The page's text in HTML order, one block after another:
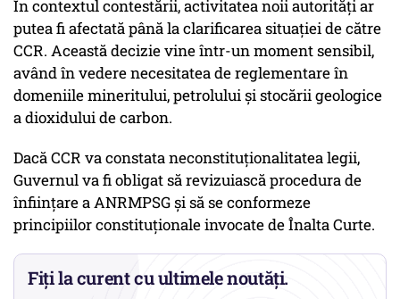
În contextul contestării, activitatea noii autorități ar
putea fi afectată până la clarificarea situației de către
CCR. Această decizie vine într-un moment sensibil,
având în vedere necesitatea de reglementare în
domeniile mineritului, petrolului și stocării geologice
a dioxidului de carbon.
Dacă CCR va constata neconstituționalitatea legii,
Guvernul va fi obligat să revizuiască procedura de
înființare a ANRMPSG și să se conformeze
principiilor constituționale invocate de Înalta Curte.
Fiți la curent cu ultimele noutăți.